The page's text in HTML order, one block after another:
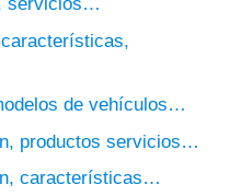
de vehículos…
productos servicios…
características…